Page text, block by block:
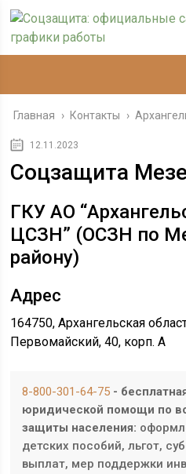
Главная › Контакты ›
12.11.2023
Соцзащита
ГКУ АО
ЦСЗН” (ОСЗН по
району)
Адрес
164750, Архангельская
Первомайский, 40, корп. А
8-800-301-64-75 -
юридической помощи по
защиты населения:
детских пособий, льгот,
выплат, мер поддержки